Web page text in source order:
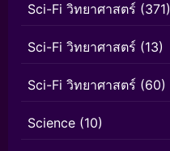
Sci-Fi วิทยาศาสตร์ (371)
Sci-Fi วิทยาศาสตร์ (13)
Sci-Fi วิทยาศาสตร์ (60)
Science (10)